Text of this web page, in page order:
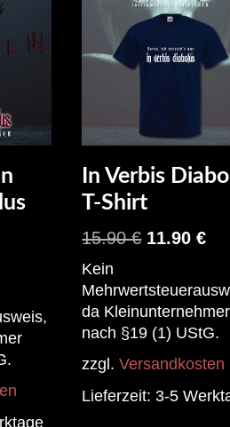
In Verbis
T-Shirt
15.90€ 11.90€
Kein
da Kleinunternehmer
nach §19 (1) UStG.
zzgl.Versandkosten
Lieferzeit:3-5